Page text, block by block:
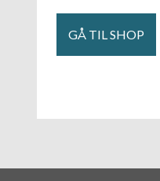
GÅ TIL SHOP